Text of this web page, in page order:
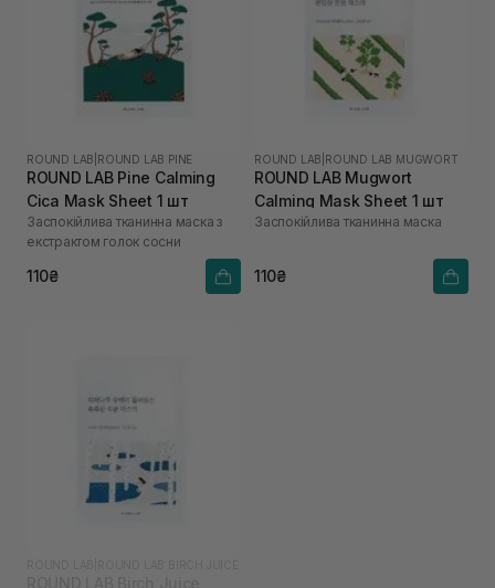
ROUND LAB ROUND LAB PINE
ROUND LAB Pine Calming
Cica Mask Sheet 1 шт
Заспокійлива тканинна маска з
екстрактом голок сосни
110₴
ROUND LAB ROUND LAB MUGWORT
ROUND LAB Mugwort
Calming Mask Sheet 1 шт
Заспокійлива тканинна маска
110₴